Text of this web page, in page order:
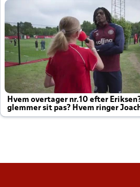
Hvem overtager nr.10 efter
glemmer sit pas? Hvem ringer
altid til efter kampe?